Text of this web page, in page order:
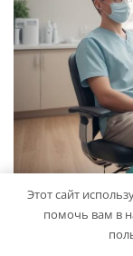
Этот сайт
помочь вам в